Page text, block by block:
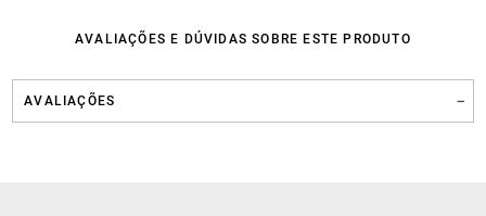
AVALIAÇÕES E DÚVIDAS SOBRE ESTE PRODUTO
AVALIAÇÕES